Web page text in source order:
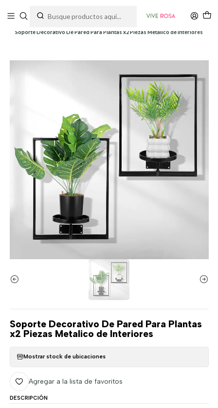
Soporte Decorativo De Pared Para Plantas x2 Piezas Metalico de Interiores
Soporte Decorativo De Pared Para Plantas
x2 Piezas Metalico de Interiores
Mostrar stock de ubicaciones
Agregar a la lista de favoritos
DESCRIPCIÓN